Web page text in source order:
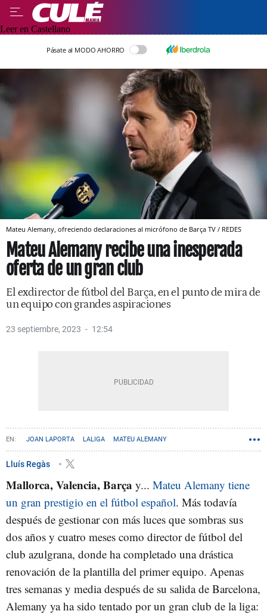
Leer en Castellano
Pásate al MODO AHORRO
Mateu Alemany, ofreciendo declaraciones al micrófono de Barça TV / REDES
Mateu Alemany recibe una inesperada
oferta de un gran club
El exdirector de fútbol del Barça, en el punto de mira de
un equipo con grandes aspiraciones
23 septiembre, 2023 12:54
JOAN LAPORTA LALIGA MATEU ALEMANY
Lluís Regàs
Mallorca, Valencia, Barça y... Mateu Alemany tiene
un gran prestigio en el fútbol español. Más todavía
después de gestionar con más luces que sombras sus
dos años y cuatro meses como director de fútbol del
club azulgrana, donde ha completado una drástica
renovación de la plantilla del primer equipo. Apenas
tres semanas y media después de su salida de Barcelona,
Alemany ya ha sido tentado por un gran club de la liga: